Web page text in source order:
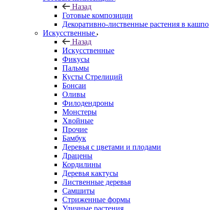
Назад
Готовые композиции
Декоративно-лиственные растения в кашпо
Искусственные
Назад
Искусственные
Фикусы
Пальмы
Кусты Стрелиций
Бонсаи
Оливы
Филодендроны
Монстеры
Хвойные
Прочие
Бамбук
Деревья с цветами и плодами
Драцены
Кордилины
Деревья кактусы
Лиственные деревья
Самшиты
Стриженные формы
Уличные растения